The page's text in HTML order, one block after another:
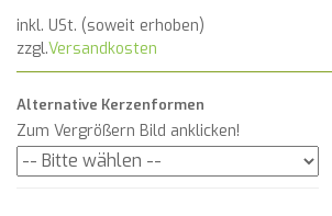
inkl. USt. (soweit erhoben)
zzgl.Versandkosten
Alternative Kerzenformen
Zum Vergrößern Bild anklicken!